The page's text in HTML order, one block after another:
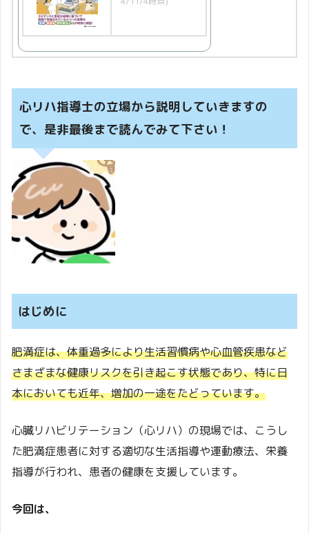
心リハ指導士の立場から説明していきますの
で、是非最後まで読んでみて下さい！
はじめに
肥満症は、体重過多により生活習慣病や心血管疾患など
さまざまな健康リスクを引き起こす状態であり、特に日
本においても近年、増加の一途をたどっています。
心臓リハビリテーション（心リハ）の現場では、こうし
た肥満症患者に対する適切な生活指導や運動療法、栄養
指導が行われ、患者の健康を支援しています。
今回は、